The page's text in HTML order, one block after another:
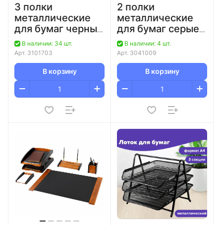
3 полки
металлические
для бумаг черные
сетчатые
deVENTE/12
В наличии: 34 шт.
Арт. 3101703
В корзину
2 полки
металлические
для бумаг серые
сетчатые
deVENTE/12
В наличии: 4 шт.
Арт. 3041009
В корзину